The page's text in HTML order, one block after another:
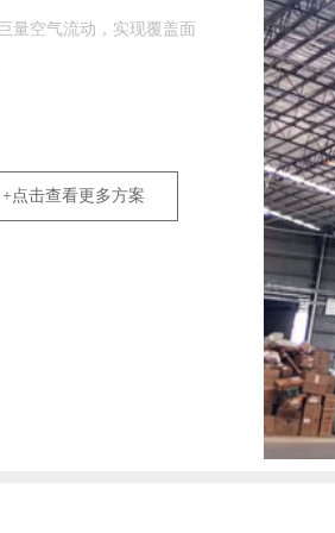
+点击查看更多方案